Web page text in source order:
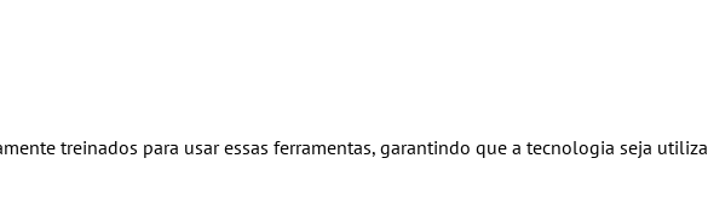
treinados para usar essas ferramentas, garantindo que a tecnologia seja